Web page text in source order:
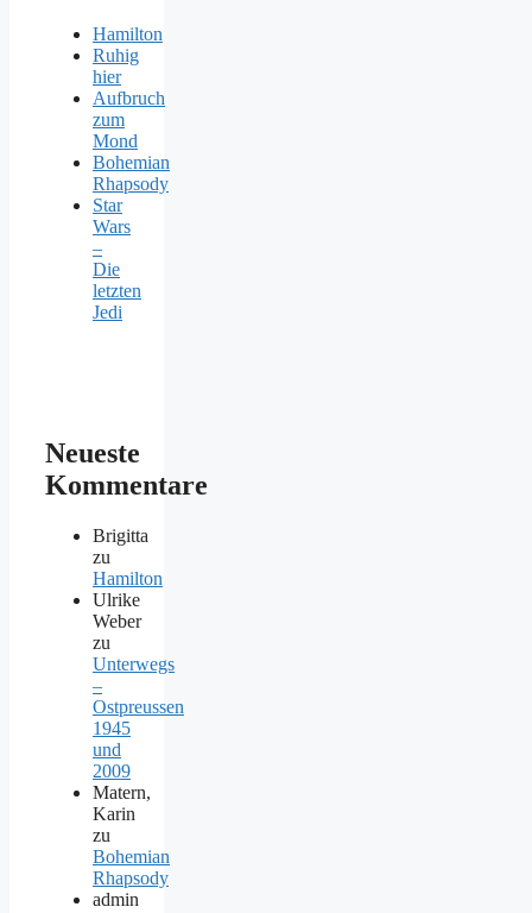
Hamilton
Ruhig
hier
Aufbruch
zum
Mond
Bohemian
Rhapsody
Star
Wars
–
Die
letzten
Jedi
Neueste
Kommentare
Brigitta
zu
Hamilton
Ulrike
Weber
zu
Unterwegs
–
Ostpreussen
1945
und
2009
Matern,
Karin
zu
Bohemian
Rhapsody
admin